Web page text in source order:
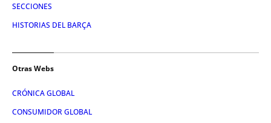
SECCIONES
HISTORIAS DEL BARÇA
Otras Webs
CRÓNICA GLOBAL
CONSUMIDOR GLOBAL